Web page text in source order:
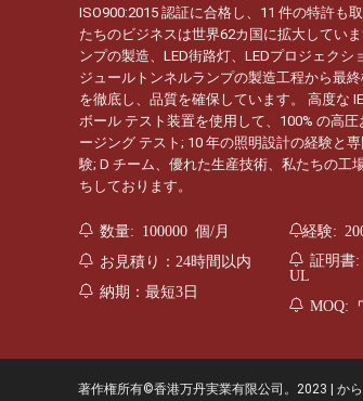
ISO900:2015 認証に合格し、11 件の特許も
たちのビジネスは世界62カ国に拡大してい
ンプの製造、LED街路灯、LEDプロジェクシ
ジュールトンネルランプの製造工程から最
を徹底し、品質を確保しています。 高度な
ボール テスト装置を使用して、100% の高
ージング テスト; 10 年の照明設計の経験と
験; D チーム、優れた生産技術、私たちの工
ちしております。
数量: 100000 個/月
お見積り：24時間以内
納期：最短3日
経験:
証明書:
UL
MOQ:
著作権所有©香港万丹実業有限公司。 2023 | から